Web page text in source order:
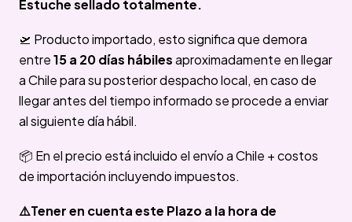
Estuche sellado totalmente.
🛫 Producto importado, esto significa que demora
entre15 a 20 días hábilesaproximadamente en llegar
a Chile para su posterior despacho local, en caso de
llegar antes del tiempo informado se procede a enviar
al siguiente día hábil.
📦 En el precio está incluido el envío a Chile + costos
de importación incluyendo impuestos.
⚠️Tener en cuenta este Plazo a la hora de